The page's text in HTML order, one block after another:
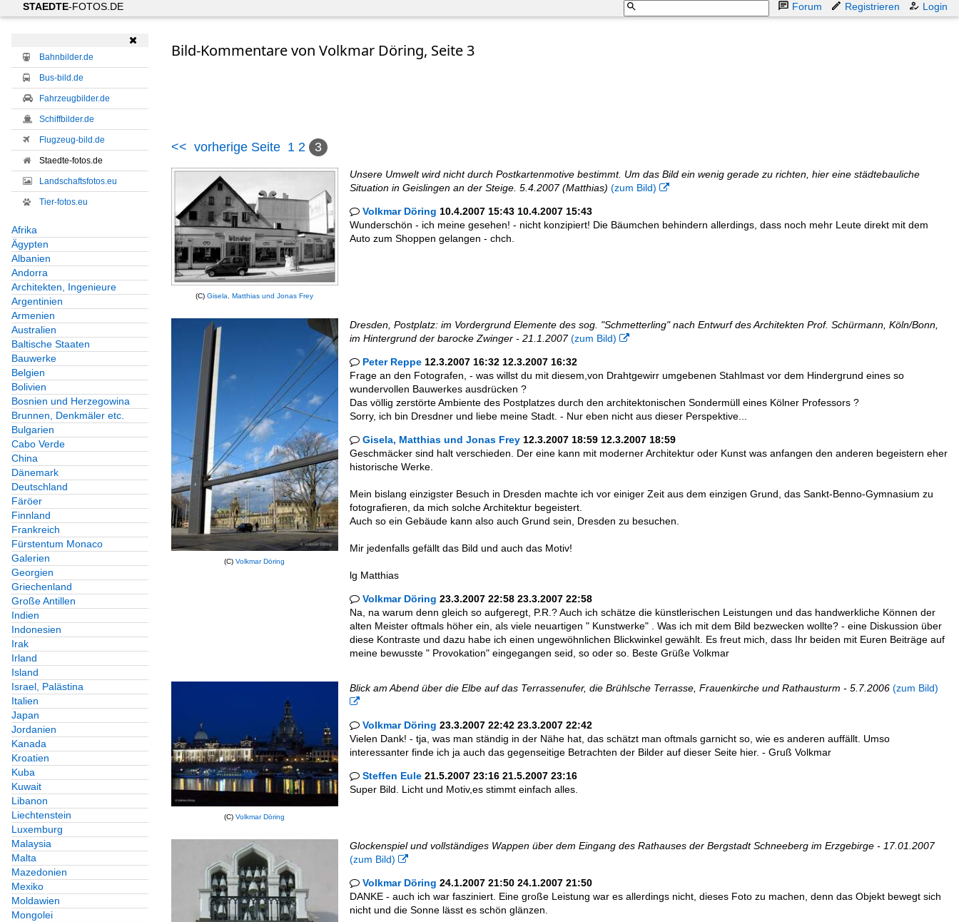
STAEDTE-FOTOS.DE Forum Registrieren Login

Bahnbilder.de
Bus-bild.de
Fahrzeugbilder.de
Schiffbilder.de
Flugzeug-bild.de
Staedte-fotos.de
Landschaftsfotos.eu
Tier-fotos.eu
Afrika
Ägypten
Albanien
Andorra
Architekten, Ingenieure
Argentinien
Armenien
Australien
Baltische Staaten
Bauwerke
Belgien
Bolivien
Bosnien und Herzegowina
Brunnen, Denkmäler etc.
Bulgarien
Cabo Verde
China
Dänemark
Deutschland
Färöer
Finnland
Frankreich
Fürstentum Monaco
Galerien
Georgien
Griechenland
Große Antillen
Indien
Indonesien
Irak
Irland
Island
Israel, Palästina
Italien
Japan
Jordanien
Kanada
Kroatien
Kuba
Kuwait
Libanon
Liechtenstein
Luxemburg
Malaysia
Malta
Mazedonien
Mexiko
Moldawien
Mongolei
Bild-Kommentare von Volkmar Döring, Seite 3
<< vorherige Seite 1 2 3
(C)Gisela, Matthias und Jonas Frey
Unsere Umwelt wird nicht durch Postkartenmotive bestimmt. Um das Bild ein wenig gerade zu richten, hier eine städtebauliche
Situation in Geislingen an der Steige. 5.4.2007 (Matthias) (zum Bild) 
 Volkmar Döring 10.4.2007 15:43 10.4.2007 15:43
Wunderschön - ich meine gesehen! - nicht konzipiert! Die Bäumchen behindern allerdings, dass noch mehr Leute direkt mit dem
Auto zum Shoppen gelangen - chch.
(C)Volkmar Döring
Dresden, Postplatz: im Vordergrund Elemente des sog. "Schmetterling" nach Entwurf des Architekten Prof. Schürmann, Köln/Bonn,
im Hintergrund der barocke Zwinger - 21.1.2007(zum Bild) 
 Peter Reppe12.3.2007 16:32 12.3.2007 16:32
Frage an den Fotografen, - was willst du mit diesem,von Drahtgewirr umgebenen Stahlmast vor dem Hindergrund eines so
wundervollen Bauwerkes ausdrücken ?
Das völlig zerstörte Ambiente des Postplatzes durch den architektonischen Sondermüll eines Kölner Professors ?
Sorry, ich bin Dresdner und liebe meine Stadt. - Nur eben nicht aus dieser Perspektive...
 Gisela, Matthias und Jonas Frey12.3.2007 18:59 12.3.2007 18:59
Geschmäcker sind halt verschieden. Der eine kann mit moderner Architektur oder Kunst was anfangen den anderen begeistern eher
historische Werke.
Mein bislang einzigster Besuch in Dresden machte ich vor einiger Zeit aus dem einzigen Grund, das Sankt-Benno-Gymnasium zu
fotografieren, da mich solche Architektur begeistert.
Auch so ein Gebäude kann also auch Grund sein, Dresden zu besuchen.
Mir jedenfalls gefällt das Bild und auch das Motiv!
lg Matthias
 Volkmar Döring 23.3.2007 22:58 23.3.2007 22:58
Na, na warum denn gleich so aufgeregt, P.R.? Auch ich schätze die künstlerischen Leistungen und das handwerkliche Können der
alten Meister oftmals höher ein, als viele neuartigen " Kunstwerke" . Was ich mit dem Bild bezwecken wollte? - eine Diskussion über
diese Kontraste und dazu habe ich einen ungewöhnlichen Blickwinkel gewählt. Es freut mich, dass Ihr beiden mit Euren Beiträge auf
meine bewusste " Provokation" eingegangen seid, so oder so. Beste Grüße Volkmar
(C)Volkmar Döring
Blick am Abend über die Elbe auf das Terrassenufer, die Brühlsche Terrasse, Frauenkirche und Rathausturm - 5.7.2006 (zum Bild)

 Volkmar Döring 23.3.2007 22:42 23.3.2007 22:42
Vielen Dank! - tja, was man ständig in der Nähe hat, das schätzt man oftmals garnicht so, wie es anderen auffällt. Umso
interessanter finde ich ja auch das gegenseitige Betrachten der Bilder auf dieser Seite hier. - Gruß Volkmar
 Steffen Eule21.5.2007 23:16 21.5.2007 23:16
Super Bild. Licht und Motiv,es stimmt einfach alles.
Glockenspiel und vollständiges Wappen über dem Eingang des Rathauses der Bergstadt Schneeberg im Erzgebirge - 17.01.2007
(zum Bild) 
 Volkmar Döring 24.1.2007 21:50 24.1.2007 21:50
DANKE - auch ich war fasziniert. Eine große Leistung war es allerdings nicht, dieses Foto zu machen, denn das Objekt bewegt sich
nicht und die Sonne lässt es schön glänzen.